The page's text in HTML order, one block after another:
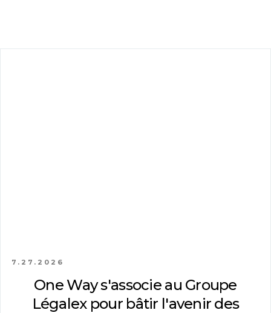
7.27.2026
One Way s'associe au Groupe
Légalex pour bâtir l'avenir des